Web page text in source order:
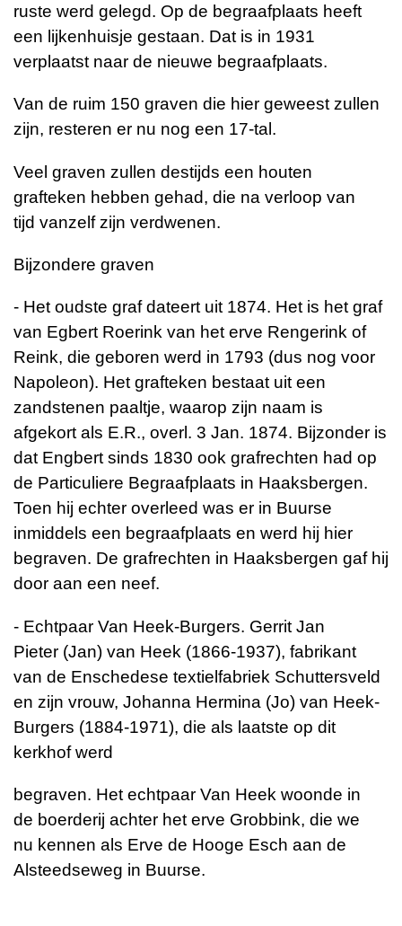
ruste werd gelegd. Op de begraafplaats heeft
een lijkenhuisje gestaan. Dat is in 1931
verplaatst naar de nieuwe begraafplaats.
Van de ruim 150 graven die hier geweest zullen
zijn, resteren er nu nog een 17-tal.
Veel graven zullen destijds een houten
grafteken hebben gehad, die na verloop van
tijd vanzelf zijn verdwenen.
Bijzondere graven
- Het oudste graf dateert uit 1874. Het is het graf
van Egbert Roerink van het erve Rengerink of
Reink, die geboren werd in 1793 (dus nog voor
Napoleon). Het grafteken bestaat uit een
zandstenen paaltje, waarop zijn naam is
afgekort als E.R., overl. 3 Jan. 1874. Bijzonder is
dat Engbert sinds 1830 ook grafrechten had op
de Particuliere Begraafplaats in Haaksbergen.
Toen hij echter overleed was er in Buurse
inmiddels een begraafplaats en werd hij hier
begraven. De grafrechten in Haaksbergen gaf hij
door aan een neef.
- Echtpaar Van Heek-Burgers. Gerrit Jan
Pieter (Jan) van Heek (1866-1937), fabrikant
van de Enschedese textielfabriek Schuttersveld
en zijn vrouw, Johanna Hermina (Jo) van Heek-
Burgers (1884-1971), die als laatste op dit
kerkhof werd
begraven. Het echtpaar Van Heek woonde in
de boerderij achter het erve Grobbink, die we
nu kennen als Erve de Hooge Esch aan de
Alsteedseweg in Buurse.